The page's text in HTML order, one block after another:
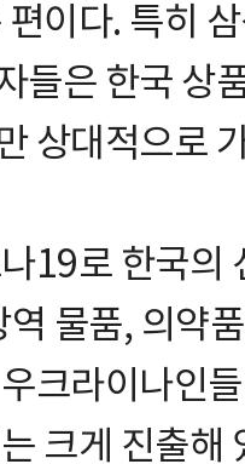
이다. 특히
들은 한국 상
상대적으로
19로 한국의
역 물품, 의약
크라이나인
크게 진출해